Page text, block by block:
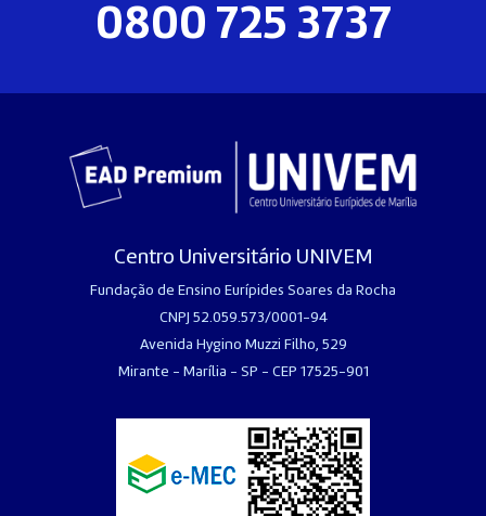
0800 725 3737
Centro Universitário UNIVEM
Fundação de Ensino Eurípides Soares da Rocha
CNPJ 52.059.573/0001-94
Avenida Hygino Muzzi Filho, 529
Mirante - Marília - SP - CEP 17525-901